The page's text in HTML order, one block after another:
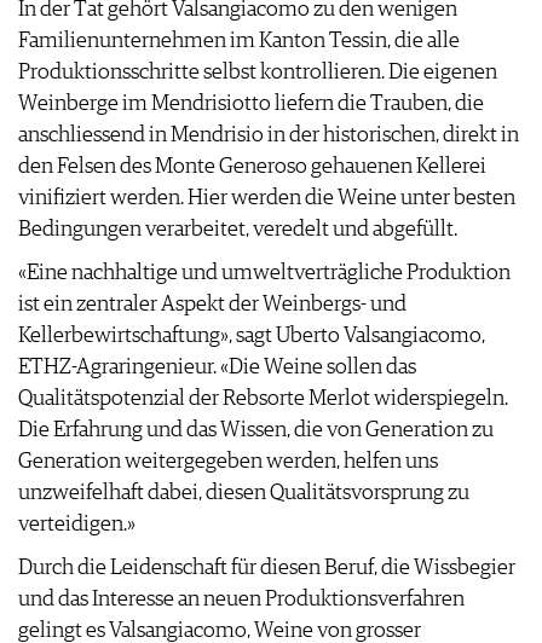
NEWSLETTER
WINE TRADE CLUB
REDAKTION
JOBS
WERBUNG
PRESSE
IMPRESSUM
In der Tat gehört Valsangiacomo zu den wenigen
Familienunternehmen im Kanton Tessin, die alle
Produktionsschritte selbst kontrollieren. Die eigenen
Weinberge im Mendrisiotto liefern die Trauben, die
anschliessend in Mendrisio in der historischen, direkt in
den Felsen des Monte Generoso gehauenen Kellerei
vinifiziert werden. Hier werden die Weine unter besten
Bedingungen verarbeitet, veredelt und abgefüllt.
«Eine nachhaltige und umweltverträgliche Produktion
ist ein zentraler Aspekt der Weinbergs- und
Kellerbewirtschaftung», sagt Uberto Valsangiacomo,
ETHZ-Agraringenieur. «Die Weine sollen das
Qualitätspotenzial der Rebsorte Merlot widerspiegeln.
Die Erfahrung und das Wissen, die von Generation zu
Generation weitergegeben werden, helfen uns
unzweifelhaft dabei, diesen Qualitätsvorsprung zu
verteidigen.»
Durch die Leidenschaft für diesen Beruf, die Wissbegier
und das Interesse an neuen Produktionsverfahren
gelingt es Valsangiacomo, Weine von grosser